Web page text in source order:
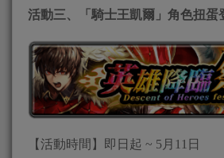
活動三、「 騎士王凱爾」角色扭蛋
【活動時間】即日起 ~ 5月11日